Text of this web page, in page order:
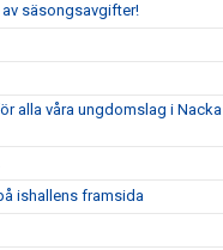
säsongsavgifter!
alla våra ungdomslag i Nacka
ishallens framsida